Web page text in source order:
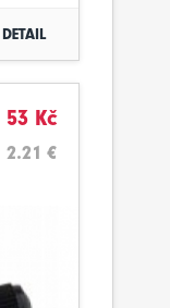
DETAIL
53 Kč
2.21 €